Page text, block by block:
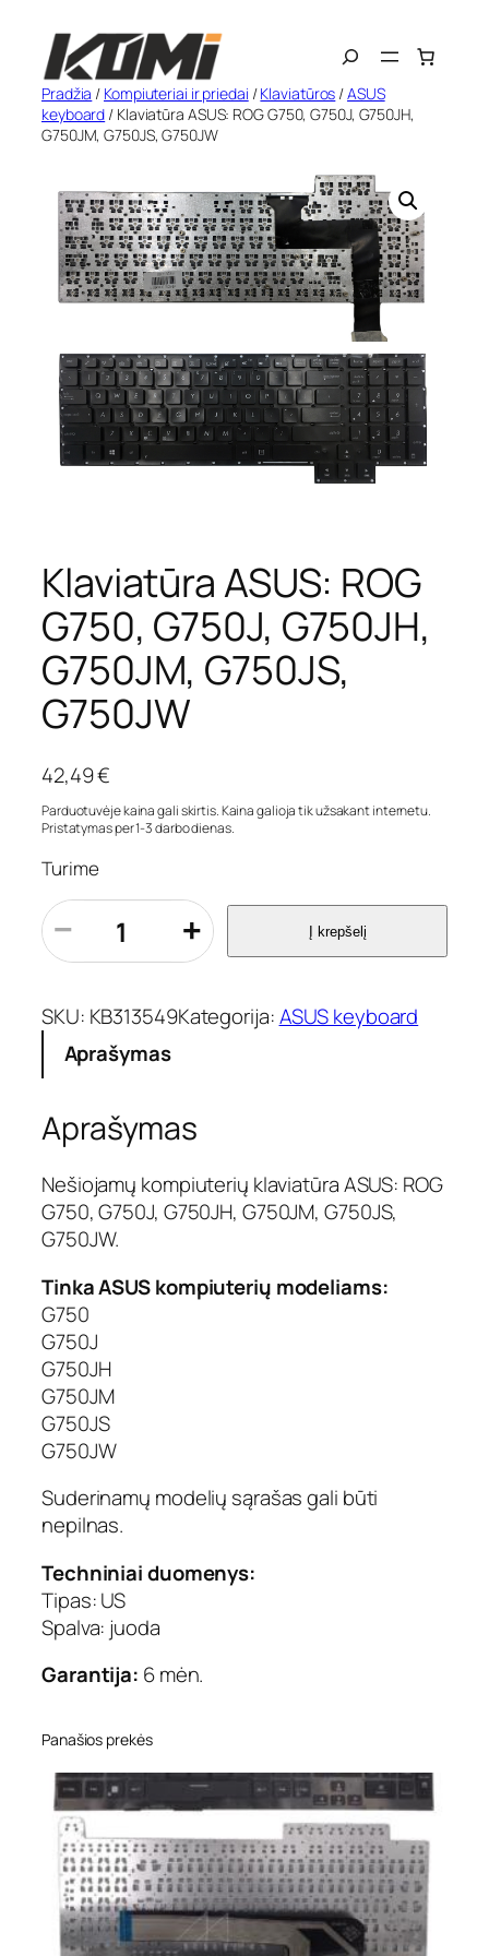
turinio
Search
Pradžia / Kompiuteriai ir priedai /Klaviatūros /ASUS
keyboard / Klaviatūra ASUS: ROG G750, G750J, G750JH,
G750JM, G750JS, G750JW
Klaviatūra ASUS: ROG
G750, G750J, G750JH,
G750JM, G750JS,
G750JW
42,49€
Parduotuvėje kaina gali skirtis. Kaina galioja tik užsakant internetu.
Pristatymas per 1-3 darbo dienas.
Turime
p
r
o
u
k
o
i
k
i
s
:
a
v
i
a
t
ū
r
a
A
S
U
S
R
G
5
− + Į krepšelį
SKU: KB313549Kategorija:ASUS keyboard
Aprašymas
Aprašymas
Nešiojamų kompiuterių klaviatūra ASUS: ROG
G750, G750J, G750JH, G750JM, G750JS,
G750JW.
Tinka ASUS kompiuterių modeliams:
G750
G750J
G750JH
G750JM
G750JS
G750JW
Suderinamų modelių sąrašas gali būti
nepilnas.
Techniniai duomenys:
Tipas: US
Spalva: juoda
Garantija: 6 mėn.
Panašios prekės